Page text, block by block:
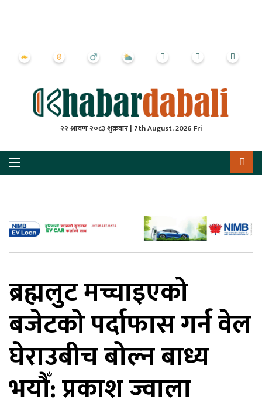
२२ श्रावण २०८३ शुक्रबार | 7th August, 2026 Fri
ब्रह्मलुट मच्चाइएको
बजेटको पर्दाफास गर्न वेल
घेराउबीच बोल्न बाध्य
भयौँ: प्रकाश ज्वाला